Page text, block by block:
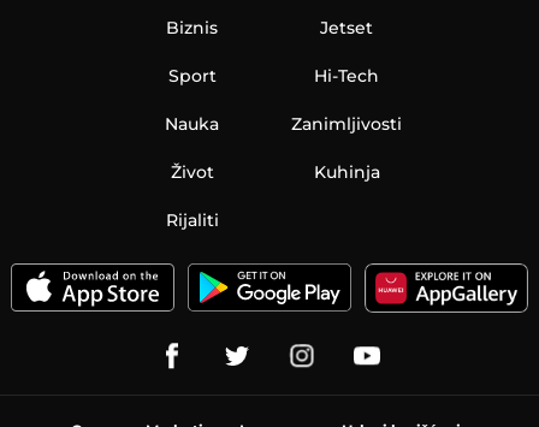
Biznis
Sport
Nauka
Jetset
Hi-Tech
Zanimljivosti
Život Kuhinja
Rijaliti